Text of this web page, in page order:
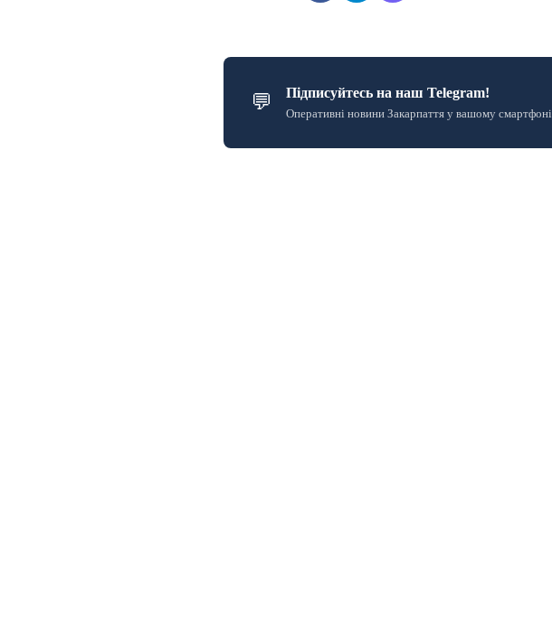
💬 Підписуйтесь на наш Telegram!
Оперативні новини Закарпаття у вашому смартфоні.